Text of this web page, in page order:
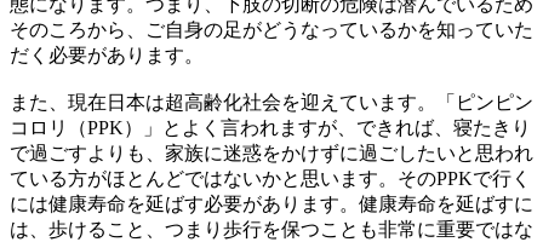
そのころから、ご自身の足がどうなっているかを知っていた
だく必要があります。
また、現在日本は超高齢化社会を迎えています。「ピンピン
コロリ（PPK）」とよく言われますが、できれば、寝たきり
で過ごすよりも、家族に迷惑をかけずに過ごしたいと思われ
ている方がほとんどではないかと思います。そのPPKで行く
には健康寿命を延ばす必要があります。健康寿命を延ばすに
は、歩けること、つまり歩行を保つことも非常に重要ではな